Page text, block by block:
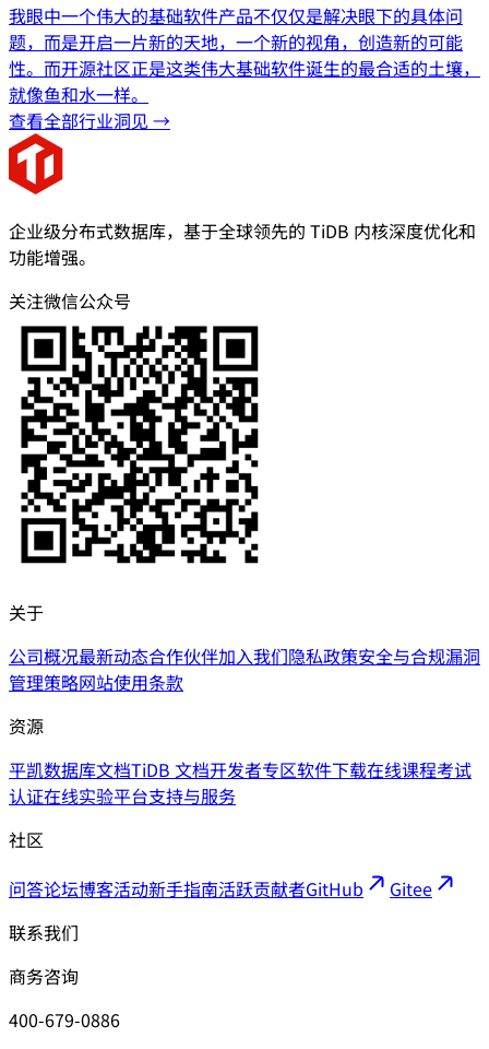
我眼中一个伟大的基础软件产品不仅仅是解决眼下的具体问
题，而是开启一片新的天地，一个新的视角，创造新的可能
性。而开源社区正是这类伟大基础软件诞生的最合适的土壤，
就像鱼和水一样。
查看全部行业洞见 →
企业级分布式数据库，基于全球领先的 TiDB 内核深度优化和
功能增强。
关注微信公众号
关于
公司概况最新动态合作伙伴加入我们隐私政策安全与合规漏洞
管理策略网站使用条款
资源
平凯数据库文档TiDB 文档开发者专区软件下载在线课程考试
认证在线实验平台支持与服务
社区
问答论坛博客活动新手指南活跃贡献者GitHub
Gitee
联系我们
商务咨询
400-679-0886